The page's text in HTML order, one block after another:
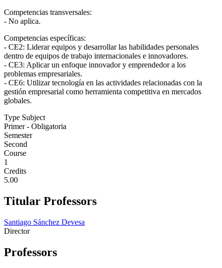
Competencias transversales:
- No aplica.
Competencias específicas:
- CE2: Liderar equipos y desarrollar las habilidades personales
dentro de equipos de trabajo internacionales e innovadores.
- CE3: Aplicar un enfoque innovador y emprendedor a los
problemas empresariales.
- CE6: Utilizar tecnología en las actividades relacionadas con la
gestión empresarial como herramienta competitiva en mercados
globales.
Type Subject
Primer - Obligatoria
Semester
Second
Course
1
Credits
5.00
Titular Professors
Santiago Sánchez Devesa
Director
Professors